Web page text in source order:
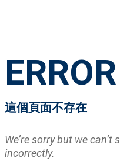
ERROR
這個頁面不存在
We’re sorry but we
incorrectly.